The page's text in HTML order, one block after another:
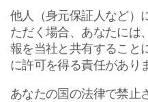
他人（身元保証人など）
ただく場合、あなたには
報を当社と共有すること
に許可を得る責任があり
あなたの国の法律で禁止